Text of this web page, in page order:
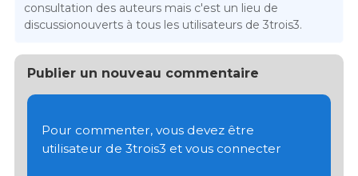
consultation des auteurs mais c'est un lieu de
discussionouverts à tous les utilisateurs de 3trois3.
Publier un nouveau commentaire
Pour commenter, vous devez être
utilisateur de 3trois3 et vous connecter